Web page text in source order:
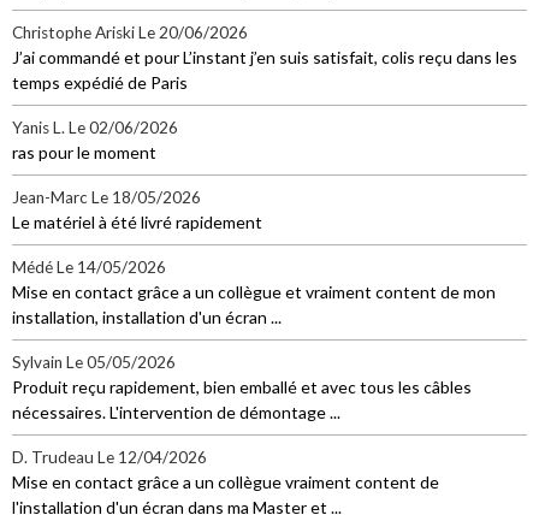
Christophe AriskiLe 20/06/2026
J’ai commandé et pour L’instant j’en suis satisfait, colis reçu dans les
temps expédié de Paris
Yanis L.Le 02/06/2026
ras pour le moment
Jean-Marc Le 18/05/2026
Le matériel à été livré rapidement
MédéLe 14/05/2026
Mise en contact grâce a un collègue et vraiment content de mon
installation, installation d'un écran ...
Sylvain Le 05/05/2026
Produit reçu rapidement, bien emballé et avec tous les câbles
nécessaires. L'intervention de démontage ...
D. Trudeau Le 12/04/2026
Mise en contact grâce a un collègue vraiment content de
l'installation d'un écran dans ma Master et ...